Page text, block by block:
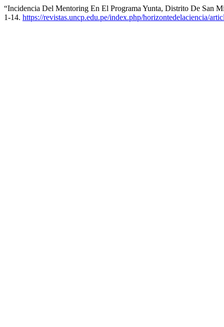
“Incidencia Del Mentoring En El Programa Yunta, Distrito De San
1-14. https://revistas.uncp.edu.pe/index.php/horizontedelaciencia/